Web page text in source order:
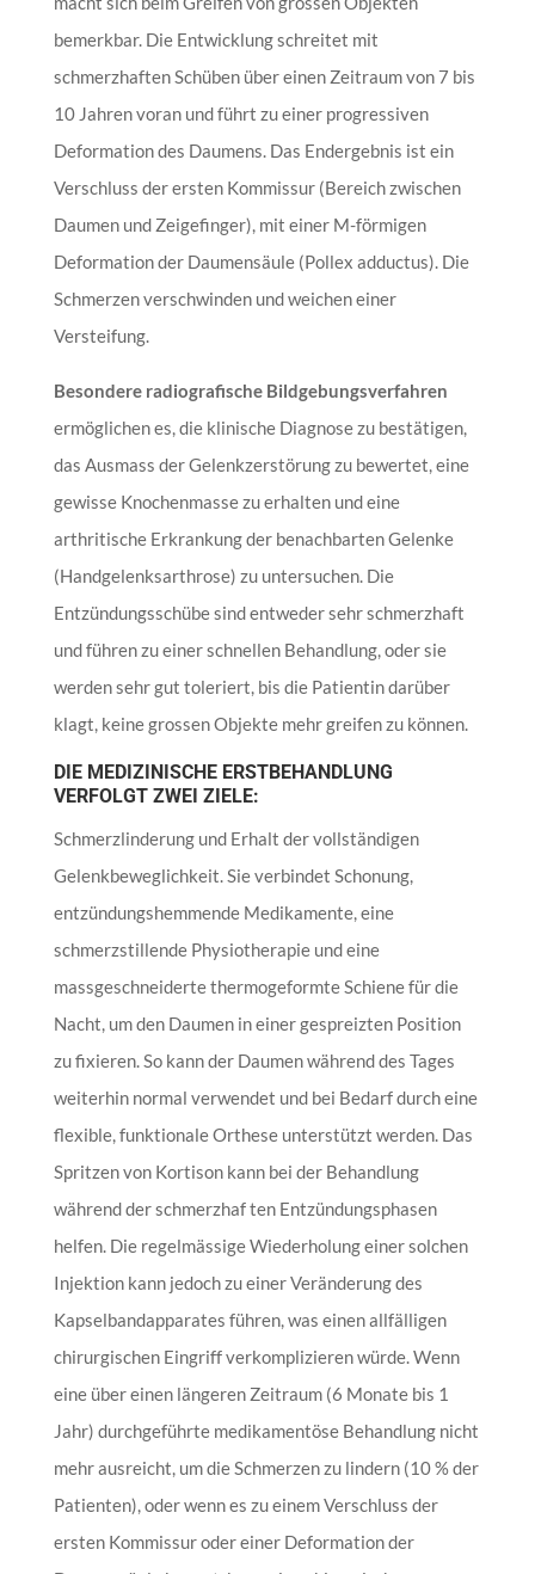
bemerkbar. Die Entwicklung schreitet mit
schmerzhaften Schüben über einen Zeitraum von 7 bis
10 Jahren voran und führt zu einer progressiven
Deformation des Daumens. Das Endergebnis ist ein
Verschluss der ersten Kommissur (Bereich zwischen
Daumen und Zeigefinger), mit einer M-förmigen
Deformation der Daumensäule (Pollex adductus). Die
Schmerzen verschwinden und weichen einer
Versteifung.
Besondere radiografische Bildgebungsverfahren
ermöglichen es, die klinische Diagnose zu bestätigen,
das Ausmass der Gelenkzerstörung zu bewertet, eine
gewisse Knochenmasse zu erhalten und eine
arthritische Erkrankung der benachbarten Gelenke
(Handgelenksarthrose) zu untersuchen. Die
Entzündungsschübe sind entweder sehr schmerzhaft
und führen zu einer schnellen Behandlung, oder sie
werden sehr gut toleriert, bis die Patientin darüber
klagt, keine grossen Objekte mehr greifen zu können.
DIE MEDIZINISCHE ERSTBEHANDLUNG
VERFOLGT ZWEI ZIELE:
Schmerzlinderung und Erhalt der vollständigen
Gelenkbeweglichkeit. Sie verbindet Schonung,
entzündungshemmende Medikamente, eine
schmerzstillende Physiotherapie und eine
massgeschneiderte thermogeformte Schiene für die
Nacht, um den Daumen in einer gespreizten Position
zu fixieren. So kann der Daumen während des Tages
weiterhin normal verwendet und bei Bedarf durch eine
flexible, funktionale Orthese unterstützt werden. Das
Spritzen von Kortison kann bei der Behandlung
während der schmerzhaf ten Entzündungsphasen
helfen. Die regelmässige Wiederholung einer solchen
Injektion kann jedoch zu einer Veränderung des
Kapselbandapparates führen, was einen allfälligen
chirurgischen Eingriff verkomplizieren würde. Wenn
eine über einen längeren Zeitraum (6 Monate bis 1
Jahr) durchgeführte medikamentöse Behandlung nicht
mehr ausreicht, um die Schmerzen zu lindern (10 % der
Patienten), oder wenn es zu einem Verschluss der
ersten Kommissur oder einer Deformation der